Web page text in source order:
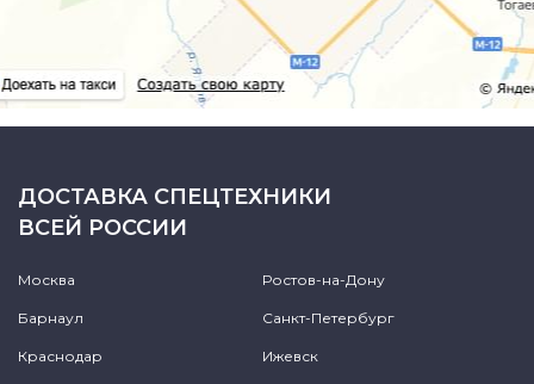
ДОСТАВКА СПЕЦТЕХНИКИ
ВСЕЙ РОССИИ
Москва Ростов-на-Дону
Барнаул Санкт-Петербург
Краснодар Ижевск